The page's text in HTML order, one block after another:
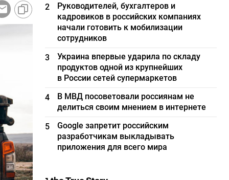
2
Руководителей, бухгалтеров и
кадровиков в российских компаниях
начали готовить к мобилизации
сотрудников
3
Украина впервые ударила по складу
продуктов одной из крупнейших
в России сетей супермаркетов
4
В МВД посоветовали россиянам не
делиться своим мнением в интернете
5
Google запретит российским
разработчикам выкладывать
приложения для всего мира